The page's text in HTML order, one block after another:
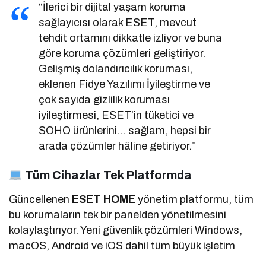
“İlerici bir dijital yaşam koruma
sağlayıcısı olarak ESET, mevcut
tehdit ortamını dikkatle izliyor ve buna
göre koruma çözümleri geliştiriyor.
Gelişmiş dolandırıcılık koruması,
eklenen Fidye Yazılımı İyileştirme ve
çok sayıda gizlilik koruması
iyileştirmesi, ESET’in tüketici ve
SOHO ürünlerini… sağlam, hepsi bir
arada çözümler hâline getiriyor.”
Tüm Cihazlar Tek Platformda
Güncellenen ESET HOME yönetim platformu, tüm
bu korumaların tek bir panelden yönetilmesini
kolaylaştırıyor. Yeni güvenlik çözümleri Windows,
macOS, Android ve iOS dahil tüm büyük işletim